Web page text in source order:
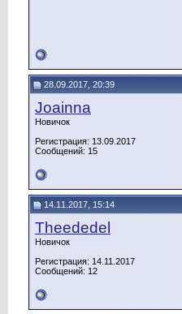
28.09.2017, 20:39
Joainna
Новичок
Регистрация: 13.09.2017
Сообщений: 15
14.11.2017, 15:14
Theededel
Новичок
Регистрация: 14.11.2017
Сообщений: 12